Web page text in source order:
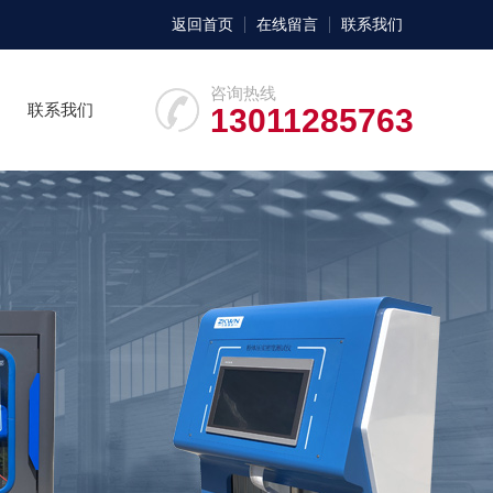
返回首页 在线留言 联系我们
咨询热线
13011285763
联系我们